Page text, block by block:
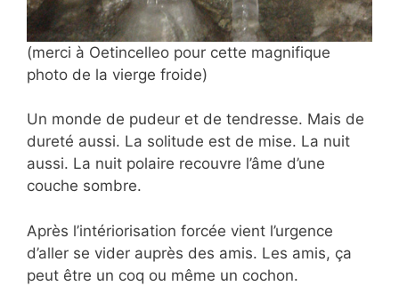
(merci à Oetincelleo pour cette magnifique
photo de la vierge froide)
Un monde de pudeur et de tendresse. Mais de
dureté aussi. La solitude est de mise. La nuit
aussi. La nuit polaire recouvre l’âme d’une
couche sombre.
Après l’intériorisation forcée vient l’urgence
d’aller se vider auprès des amis. Les amis, ça
peut être un coq ou même un cochon.